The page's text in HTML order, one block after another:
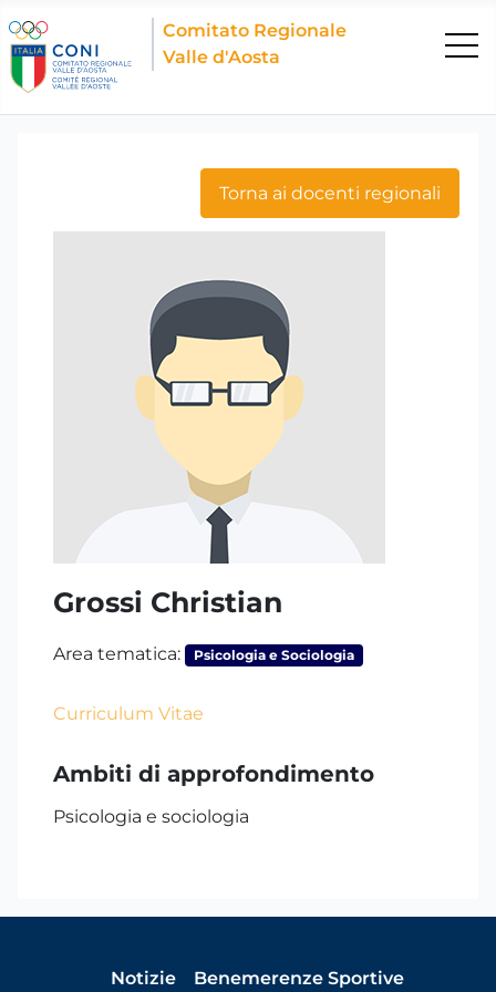
Comitato Regionale
Valle d'Aosta
Torna ai docenti regionali
Grossi Christian
Area tematica: Psicologia e Sociologia
Curriculum Vitae
Ambiti di approfondimento
Psicologia e sociologia
Notizie Benemerenze Sportive